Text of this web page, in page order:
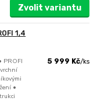
Zvolit variantu
1,4
PROFI
•
5 999 Kč/ks